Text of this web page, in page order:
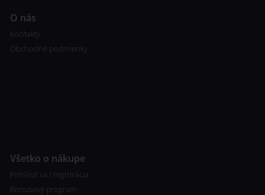
O nás
Kontakty
Obchodné podmienky
Všetko o nákupe
Prihlásiť sa / registrácia
Bonusový program